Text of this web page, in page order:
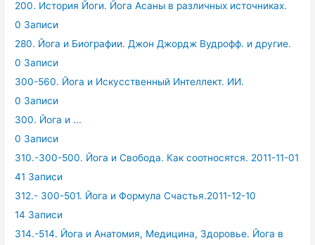
200. История Йоги. Йога Асаны в различных источниках.
0 Записи
280. Йога и Биографии. Джон Джордж Вудрофф. и другие.
0 Записи
300-560. Йога и Искусственный Интеллект. ИИ.
0 Записи
300. Йога и ...
0 Записи
310.-300-500. Йога и Свобода. Как соотносятся. 2011-11-01
41 Записи
312.- 300-501. Йога и Формула Счастья.2011-12-10
14 Записи
314.-514. Йога и Анатомия, Медицина, Здоровье. Йога в